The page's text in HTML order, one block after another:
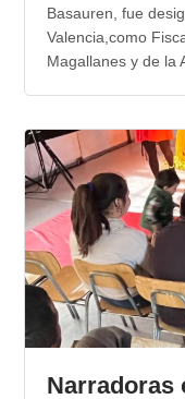
Basauren, fue
Valencia,como
Magallanes y de la
Narradoras